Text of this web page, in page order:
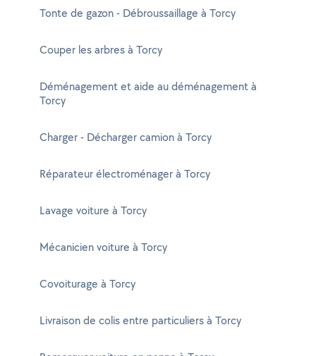
Tonte de gazon - Débroussaillage à Torcy
Couper les arbres à Torcy
Déménagement et aide au déménagement à
Torcy
Charger - Décharger camion à Torcy
Réparateur électroménager à Torcy
Lavage voiture à Torcy
Mécanicien voiture à Torcy
Covoiturage à Torcy
Livraison de colis entre particuliers à Torcy